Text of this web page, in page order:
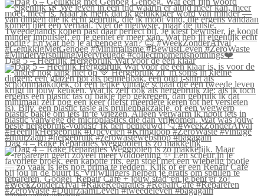
Dag 5 – Heerlijk Hergebruik Wat voor de één klaar
Dag 4 – Rake Reparaties Weggooien is zo makkelijk